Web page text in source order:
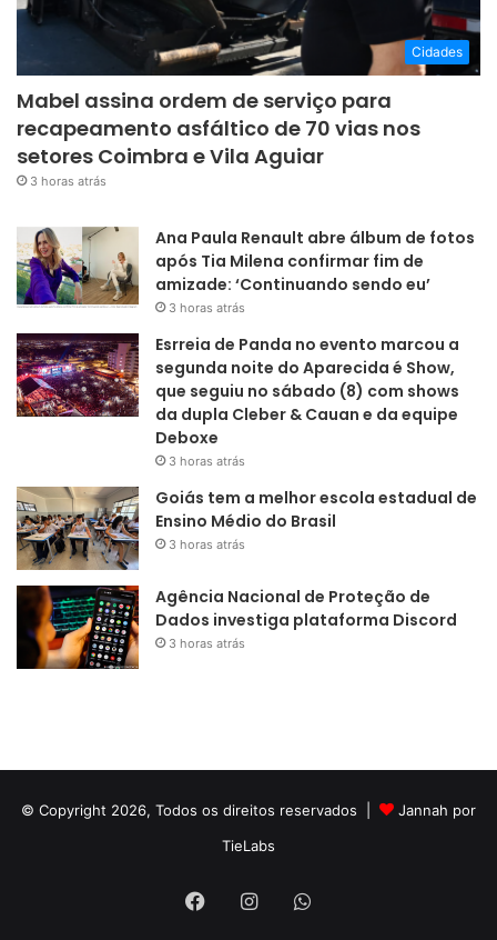
Cidades
Mabel assina ordem de serviço para
recapeamento asfáltico de 70 vias nos
setores Coimbra e Vila Aguiar
3 horas atrás
Ana Paula Renault abre álbum de fotos
após Tia Milena confirmar fim de
amizade: ‘Continuando sendo eu’
3 horas atrás
Esrreia de Panda no evento marcou a
segunda noite do Aparecida é Show,
que seguiu no sábado (8) com shows
da dupla Cleber & Cauan e da equipe
Deboxe
3 horas atrás
Goiás tem a melhor escola estadual de
Ensino Médio do Brasil
3 horas atrás
Agência Nacional de Proteção de
Dados investiga plataforma Discord
3 horas atrás
© Copyright 2026, Todos os direitos reservados |
Jannah por
TieLabs
FacebookInstagramWhatsApp